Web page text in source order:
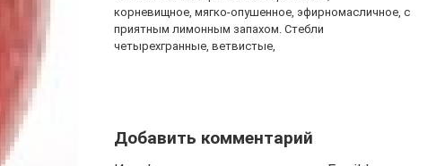
корневищное, мягко-опушенное, эфирномасличное, с
приятным лимонным запахом. Стебли
четырехгранные, ветвистые,
Добавить комментарий